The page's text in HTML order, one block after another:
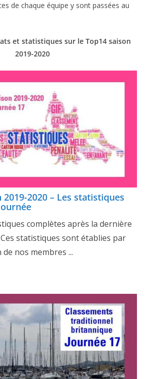
de chaque équipe y sont passées au
et statistiques sur le Top14 saison
2019-2020
2019-2020 – Les statistiques
complètes après la dernière
statistiques sont établies par
nos membres ...